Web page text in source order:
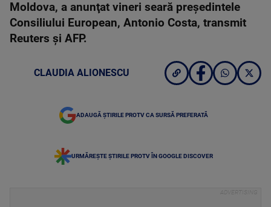
Moldova, a anunţat vineri seară preşedintele
Consiliului European, Antonio Costa, transmit
Reuters şi AFP.
CLAUDIA ALIONESCU
ADAUGĂ ȘTIRILE PROTV CA SURSĂ PREFERATĂ
URMĂREȘTE ȘTIRILE PROTV ÎN GOOGLE DISCOVER